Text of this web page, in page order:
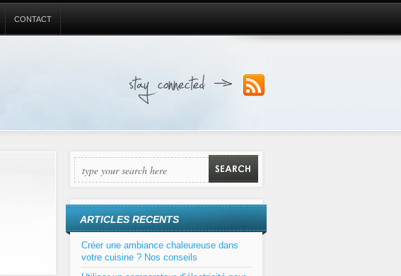
CONTACT
ARTICLES RECENTS
Créer une ambiance chaleureuse dans
votre cuisine ? Nos conseils